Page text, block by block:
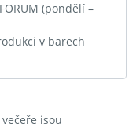
(pondělí –
v barech
jsou